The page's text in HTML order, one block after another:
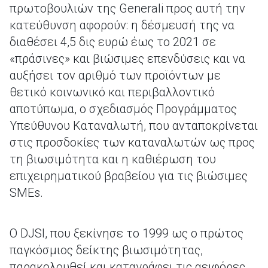
πρωτοβουλιών της Generali προς αυτή την
κατεύθυνση αφορούν: η δέσμευσή της να
διαθέσει 4,5 δις ευρώ έως το 2021 σε
«πράσινες» και βιώσιμες επενδύσεις και να
αυξήσει τον αριθμό των προϊόντων με
θετικό κοινωνικό και περιβαλλοντικό
αποτύπωμα, ο σχεδιασμός Προγράμματος
Υπεύθυνου Καταναλωτή, που ανταποκρίνεται
στις προσδοκίες των καταναλωτών ως προς
τη βιωσιμότητα και η καθιέρωση του
επιχειρηματικού βραβείου για τις βιώσιμες
SMEs.
Ο DJSI, που ξεκίνησε το 1999 ως ο πρώτος
παγκόσμιος δείκτης βιωσιμότητας,